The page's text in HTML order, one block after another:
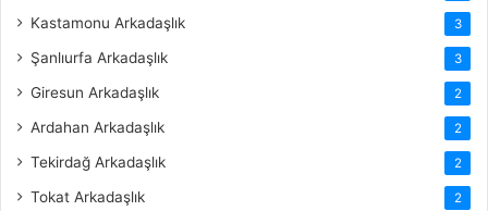
Kastamonu Arkadaşlık 3
Şanlıurfa Arkadaşlık 3
Giresun Arkadaşlık 2
Ardahan Arkadaşlık 2
Tekirdağ Arkadaşlık 2
Tokat Arkadaşlık 2